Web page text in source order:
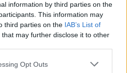
information by third parties on the
This information may
third parties on the IAB’s List of
that may further disclose it to other
Opt Outs